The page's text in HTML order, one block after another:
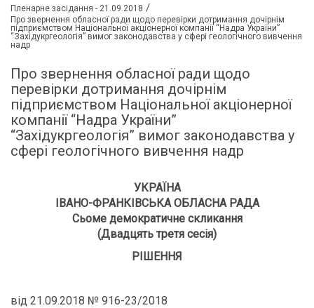
Пленарне засідання - 21.09.2018 /
Про звернення обласної ради щодо перевірки дотримання дочірнім
підприємством Національної акціонерної компанії “Надра України”
“Західукргеологія” вимог законодавства у сфері геологічного вивчення
надр
Про звернення обласної ради щодо
перевірки дотримання дочірнім
підприємством Національної акціонерної
компанії “Надра України”
“Західукргеологія” вимог законодавства у
сфері геологічного вивчення надр
УКРАЇНА
ІВАНО-ФРАНКІВСЬКА ОБЛАСНА РАДА
Сьоме демократичне скликання
(Двадцять третя сесія)
РІШЕННЯ
від 21.09.2018 № 916-23/2018